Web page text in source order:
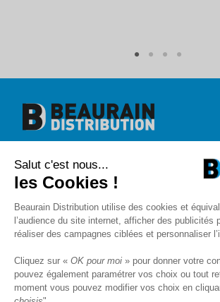
1 rue de l'abbé Caron
BP 40020
80390 Fressenneville
contact@beaurain-distribution.com
Qui sommes-nous?
Mentions légales
CGV
Politique de protection des données
Salut c'est nous...
les Cookies !
Beaurain Distribution utilise des cookies et
l’audience du site internet, afficher des publicités
réaliser des campagnes ciblées et personnaliser
Cliquez sur « OK pour moi » pour donner votre
pouvez également paramétrer vos choix ou tout
moment vous pouvez modifier vos choix en